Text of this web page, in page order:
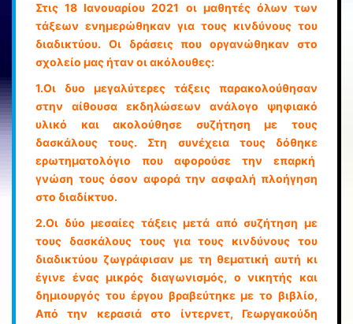
Στις 18 Ιανουαρίου 2021 οι μαθητές όλων των
τάξεων ενημερώθηκαν για τους κινδύνους του
διαδικτύου. Οι δράσεις που οργανώθηκαν στο
σχολείο μας ήταν οι ακόλουθες:
1.Οι δυο μεγαλύτερες τάξεις παρακολούθησαν
στην αίθουσα εκδηλώσεων ανάλογο ψηφιακό
υλικό και ακολούθησε συζήτηση με τους
δασκάλους τους. Στη συνέχεια τους δόθηκε
ερωτηματολόγιο που αφορούσε την επαρκή
γνώση τους όσον αφορά την ασφαλή πλοήγηση
στο διαδίκτυο.
2.Οι δύο μεσαίες τάξεις μετά από συζήτηση με
τους δασκάλους τους για τους κινδύνους του
διαδικτύου ζωγράφισαν με τη θεματική αυτή κι
έγινε ένας μικρός διαγωνισμός, ο νικητής και
δημιουργός του έργου βραβεύτηκε με το βιβλίο,
Από την κερασιά στο ίντερνετ, Γεωργακούδη